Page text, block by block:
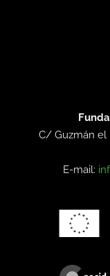
C/ Guzmán el
E-mail: